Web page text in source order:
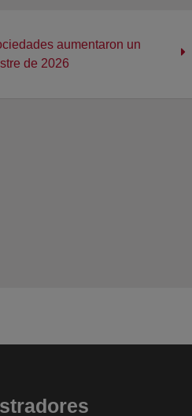
aumentaron un
de 2026